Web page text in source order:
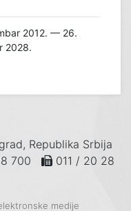
2012. — 26.
2028.
Republika Srbija
700
011 / 20 28
medije